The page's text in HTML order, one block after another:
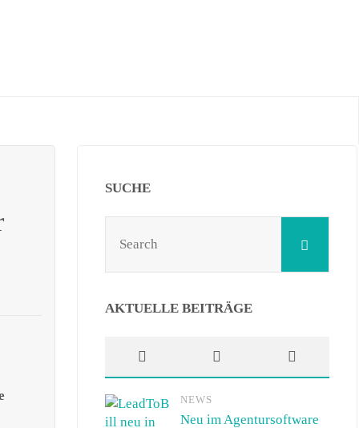
SUCHE
Search
AKTUELLE BEITRÄGE
NEWS
Neu im Agentursoftware